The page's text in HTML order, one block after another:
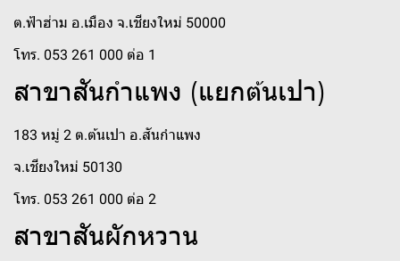
ต.ฟ้าฮ่าม อ.เมือง จ.เชียงใหม่ 50000
โทร. 053 261 000 ต่อ 1
สาขาสันกำแพง (แยกต้นเปา)
183 หมู่ 2 ต.ต้นเปา อ.สันกำแพง
จ.เชียงใหม่ 50130
โทร. 053 261 000 ต่อ 2
สาขาสันผักหวาน